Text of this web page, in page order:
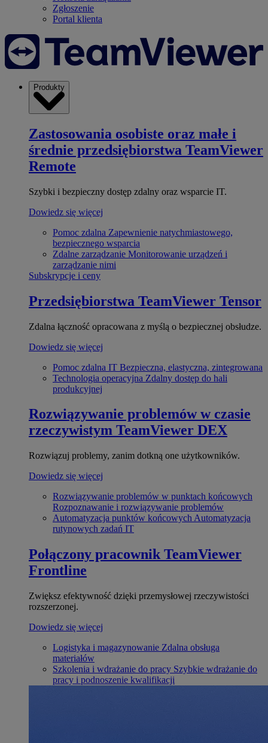
Zgłoszenie
Portal klienta
Produkty
Zastosowania osobiste oraz małe i
średnie przedsiębiorstwa TeamViewer
Remote
Szybki i bezpieczny dostęp zdalny oraz wsparcie IT.
Dowiedz się więcej
Pomoc zdalna Zapewnienie natychmiastowego,
bezpiecznego wsparcia
Zdalne zarządzanie Monitorowanie urządzeń i
zarządzanie nimi
Subskrypcje i ceny
Przedsiębiorstwa TeamViewer Tensor
Zdalna łączność opracowana z myślą o bezpiecznej obsłudze.
Dowiedz się więcej
Pomoc zdalna IT Bezpieczna, elastyczna, zintegrowana
Technologia operacyjna Zdalny dostęp do hali
produkcyjnej
Rozwiązywanie problemów w czasie
rzeczywistym TeamViewer DEX
Rozwiązuj problemy, zanim dotkną one użytkowników.
Dowiedz się więcej
Rozwiązywanie problemów w punktach końcowych
Rozpoznawanie i rozwiązywanie problemów
Automatyzacja punktów końcowych Automatyzacja
rutynowych zadań IT
Połączony pracownik TeamViewer
Frontline
Zwiększ efektywność dzięki przemysłowej rzeczywistości
rozszerzonej.
Dowiedz się więcej
Logistyka i magazynowanie Zdalna obsługa
materiałów
Szkolenia i wdrażanie do pracy Szybkie wdrażanie do
pracy i podnoszenie kwalifikacji